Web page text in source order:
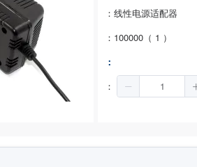
：线性电源适配器
：100000（ 1 ）
：
：